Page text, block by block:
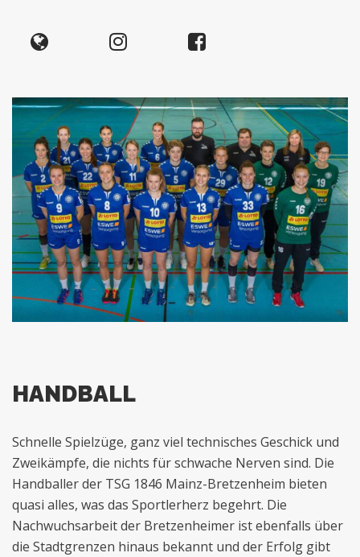
HANDBALL
Schnelle Spielzüge, ganz viel technisches Geschick und
Zweikämpfe, die nichts für schwache Nerven sind. Die
Handballer der TSG 1846 Mainz-Bretzenheim bieten
quasi alles, was das Sportlerherz begehrt. Die
Nachwuchsarbeit der Bretzenheimer ist ebenfalls über
die Stadtgrenzen hinaus bekannt und der Erfolg gibt